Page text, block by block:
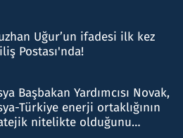
Uğur’un ifadesi ilk kez
Postası'nda!
Başbakan Yardımcısı Novak,
Türkiye enerji ortaklığının
nitelikte olduğunu